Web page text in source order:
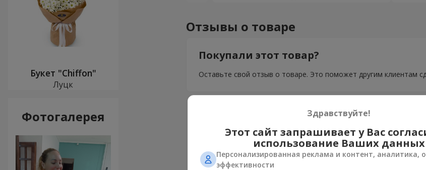
Отзывы о товаре
Покупали этот товар?
Оставьте свой отзыв о товаре. Это поможет другим клиентам
Букет "Chiffon"
Луцк
Фотогалерея Здравствуйте!
Этот сайт запрашивает у Вас
использование Ваших данных
Персонализированная реклама и контент, аналитика,
эффективности